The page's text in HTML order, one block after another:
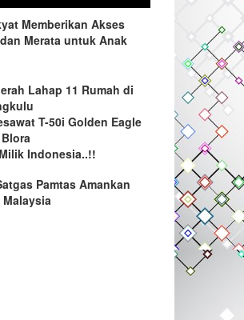
Memberikan Akses
Merata untuk Anak
Lahap 11 Rumah di
T-50i Golden Eagle
Indonesia..!!
Pamtas Amankan